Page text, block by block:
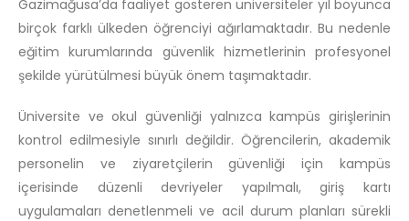
Gazimağusa’da faaliyet gösteren üniversiteler yıl boyunca
birçok farklı ülkeden öğrenciyi ağırlamaktadır. Bu nedenle
eğitim kurumlarında güvenlik hizmetlerinin profesyonel
şekilde yürütülmesi büyük önem taşımaktadır.
Üniversite ve okul güvenliği yalnızca kampüs girişlerinin
kontrol edilmesiyle sınırlı değildir. Öğrencilerin, akademik
personelin ve ziyaretçilerin güvenliği için kampüs
içerisinde düzenli devriyeler yapılmalı, giriş kartı
uygulamaları denetlenmeli ve acil durum planları sürekli